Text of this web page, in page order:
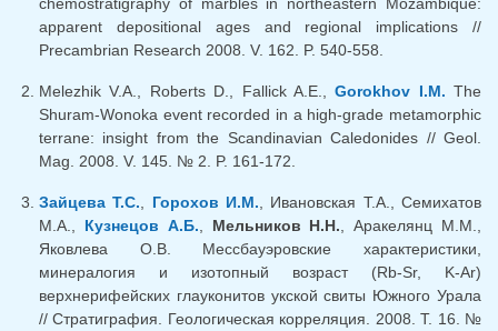
apparent depositional ages and regional implications //
Precambrian Research 2008. V. 162. P. 540-558.
Melezhik V.A., Roberts D., Fallick A.E.,Gorokhov I.M. The
Shuram-Wonoka event recorded in a high-grade metamorphic
terrane: insight from the Scandinavian Caledonides // Geol.
Mag. 2008. V. 145. № 2. P. 161-172.
Зайцева Т.С. Горохов И.М. , Ивановская Т.А., Семихатов
М.А., Кузнецов А.Б. Мельников Н.Н. , Аракелянц М.М.,
Яковлева О.В. Мессбауэровские характеристики,
минералогия и изотопный возраст (Rb-Sr, K-Ar)
верхнерифейских глауконитов укской свиты Южного Урала
// Стратиграфия. Геологическая корреляция. 2008. Т. 16. №